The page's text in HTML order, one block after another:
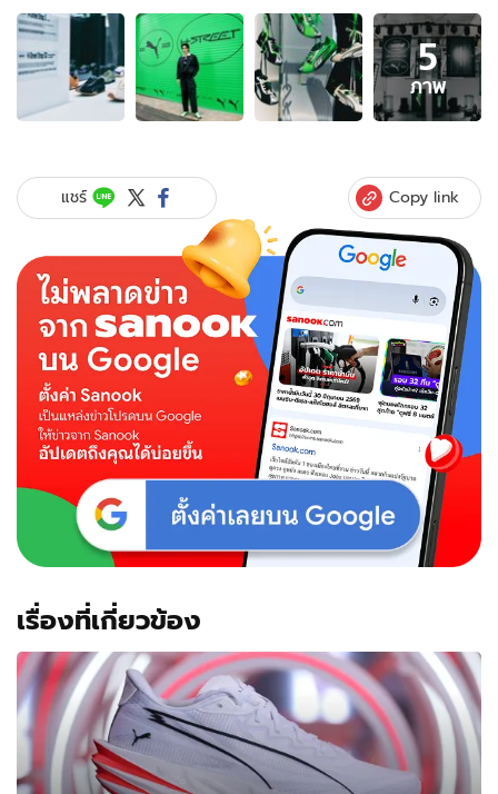
อัลบั้ม
ภาพ
5
ของ
ความ
มันส์
กรุง
โซล
เปิด
Street
ชวน
เหล่า
ล
งาน
สุด
คลู
ซีฟ!
5
ภาพ
แชร์ Copy link
เรื่องที่เกี่ยวข้อง